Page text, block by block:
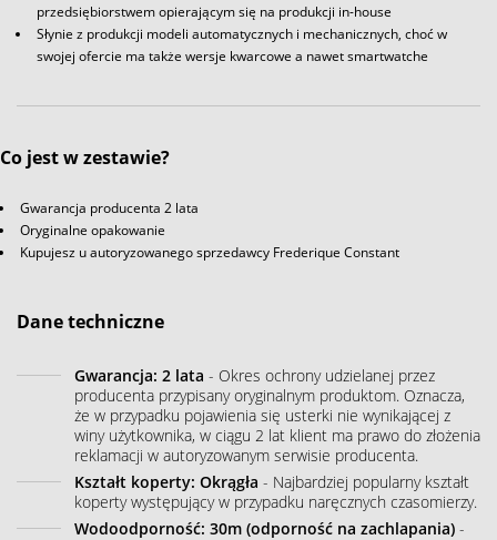
przedsiębiorstwem opierającym się na produkcji in-house
Słynie z produkcji modeli automatycznych i mechanicznych, choć w
swojej ofercie ma także wersje kwarcowe a nawet smartwatche
Co jest w zestawie?
Gwarancja producenta 2 lata
Oryginalne opakowanie
Kupujesz u autoryzowanego sprzedawcy Frederique Constant
Dane techniczne
Gwarancja: 2 lata - Okres ochrony udzielanej przez
producenta przypisany oryginalnym produktom. Oznacza,
że w przypadku pojawienia się usterki nie wynikającej z
winy użytkownika, w ciągu 2 lat klient ma prawo do złożenia
reklamacji w autoryzowanym serwisie producenta.
Kształt koperty: Okrągła - Najbardziej popularny kształt
koperty występujący w przypadku naręcznych czasomierzy.
Wodoodporność: 30m (odporność na zachlapania) -